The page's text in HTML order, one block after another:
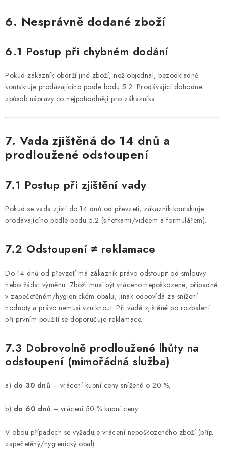
6. Nesprávně dodané zboží
6.1 Postup při chybném dodání
Pokud zákazník obdrží jiné zboží, než objednal, bezodkladně
kontaktuje prodávajícího podle bodu 5.2. Prodávající dohodne
způsob nápravy co nejpohodlněji pro zákazníka.
7. Vada zjištěná do 14 dnů a
prodloužené odstoupení
7.1 Postup při zjištění vady
Pokud se vada zjistí do 14 dnů od převzetí, zákazník kontaktuje
prodávajícího podle bodu 5.2 (s fotkami/videem a formulářem).
7.2 Odstoupení ≠ reklamace
Do 14 dnů od převzetí má zákazník právo odstoupit od smlouvy
nebo žádat výměnu. Zboží musí být vráceno nepoškozené, případně
v zapečetěném/hygienickém obalu; jinak odpovídá za snížení
hodnoty a právo nemusí vzniknout. Při vadě zjištěné po rozbalení
při prvním použití se doporučuje reklamace.
7.3 Dobrovolně prodloužené lhůty na
odstoupení (mimořádná služba)
a) do 30 dnů – vrácení kupní ceny snížené o 20 %,
b) do 60 dnů – vrácení 50 % kupní ceny.
V obou případech se vyžaduje vrácení nepoškozeného zboží (příp.
zapečetěný/hygienický obal).